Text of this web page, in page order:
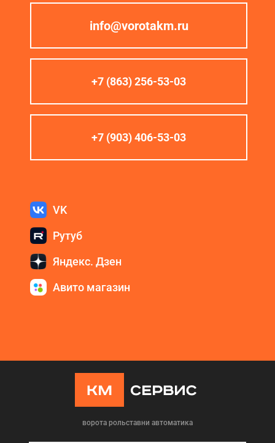
info@vorotakm.ru
+7 (863) 256-53-03
+7 (903) 406-53-03
VK
Рутуб
Яндекс. Дзен
Авито магазин
ворота рольставни автоматика